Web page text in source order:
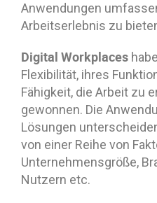
Anwendungen
Arbeitserlebnis zu
Digital Workplaces
Flexibilität, ihres
Fähigkeit, die Arbeit zu
gewonnen. Die
Lösungen
von einer Reihe von
Unternehmensgröße,
Nutzern etc.